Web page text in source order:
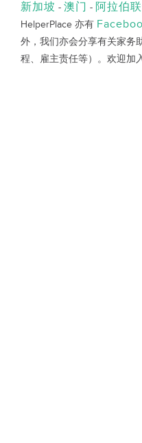
新加坡 - 澳门 - 阿拉伯
HelperPlace 亦有
外，我们亦会分享有关家务
程、雇主责任等）。欢迎加